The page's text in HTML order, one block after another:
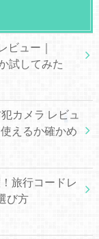
ビュー｜
試してみた
カメラ レビュ
えるか確かめ
旅行コードレ
び方